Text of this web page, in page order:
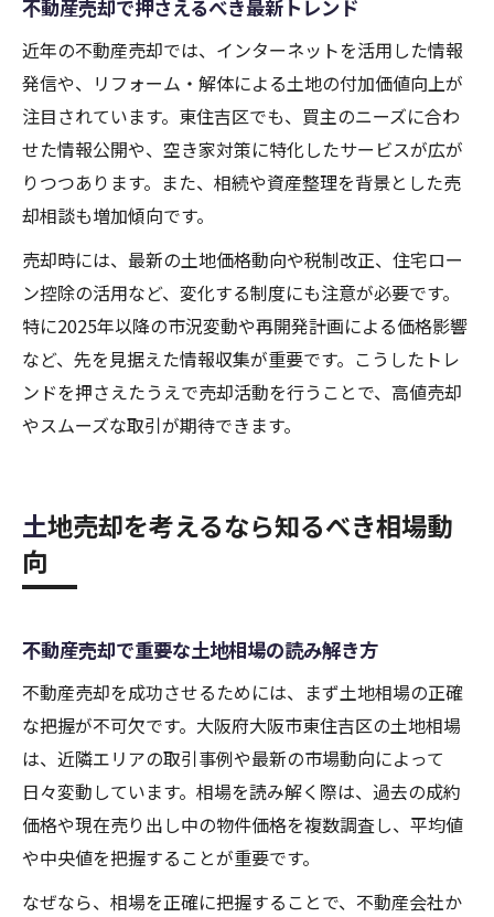
不動産売却で押さえるべき最新トレンド
近年の不動産売却では、インターネットを活用した情報
発信や、リフォーム・解体による土地の付加価値向上が
注目されています。東住吉区でも、買主のニーズに合わ
せた情報公開や、空き家対策に特化したサービスが広が
りつつあります。また、相続や資産整理を背景とした売
却相談も増加傾向です。
売却時には、最新の土地価格動向や税制改正、住宅ロー
ン控除の活用など、変化する制度にも注意が必要です。
特に2025年以降の市況変動や再開発計画による価格影響
など、先を見据えた情報収集が重要です。こうしたトレ
ンドを押さえたうえで売却活動を行うことで、高値売却
やスムーズな取引が期待できます。
土地売却を考えるなら知るべき相場動
向
不動産売却で重要な土地相場の読み解き方
不動産売却を成功させるためには、まず土地相場の正確
な把握が不可欠です。大阪府大阪市東住吉区の土地相場
は、近隣エリアの取引事例や最新の市場動向によって
日々変動しています。相場を読み解く際は、過去の成約
価格や現在売り出し中の物件価格を複数調査し、平均値
や中央値を把握することが重要です。
なぜなら、相場を正確に把握することで、不動産会社か